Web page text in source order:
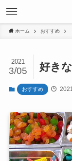
ホーム おすすめ
好き
2021
3/05
おすすめ